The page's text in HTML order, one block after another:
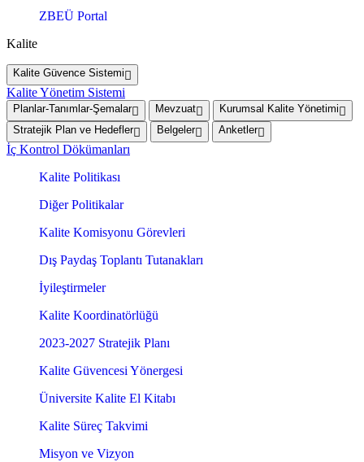
ZBEÜ Portal
Kalite
Kalite Güvence Sistemi
Kalite Yönetim Sistemi
Planlar-Tanımlar-Şemalar Mevzuat
Kurumsal Kalite Yönetimi
Stratejik Plan ve Hedefler
Belgeler Anketler
İç Kontrol Dökümanları
Kalite Politikası
Diğer Politikalar
Kalite Komisyonu Görevleri
Dış Paydaş Toplantı Tutanakları
İyileştirmeler
Kalite Koordinatörlüğü
2023-2027 Stratejik Planı
Kalite Güvencesi Yönergesi
Üniversite Kalite El Kitabı
Kalite Süreç Takvimi
Misyon ve Vizyon